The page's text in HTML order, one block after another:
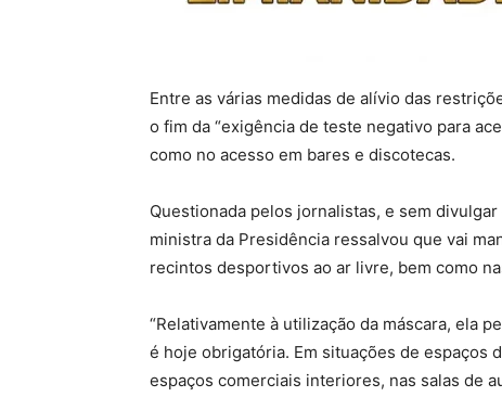
Entre as várias medidas de alívio das
o fim da “exigência de teste negativo para
como no acesso em bares e discotecas.
Questionada pelos jornalistas, e sem
ministra da Presidência ressalvou que vai
recintos desportivos ao ar livre, bem como
“Relativamente à utilização da máscara, ela
é hoje obrigatória. Em situações de espaços
espaços comerciais interiores, nas salas de